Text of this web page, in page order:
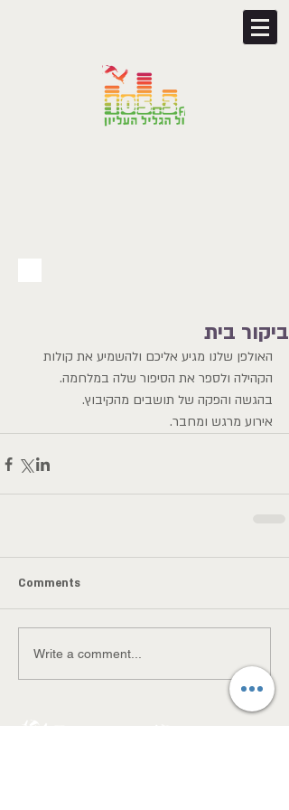
ביקור בית
האולפן שלנו מגיע אליכם ולהשמיע את קולות
הקהילה ולספר את הסיפור שלה במלחמה.
בהגשה והפקה של תושבים מהקיבוץ.
אירוע מרגש ומחבר.
Comments
Write a comment...